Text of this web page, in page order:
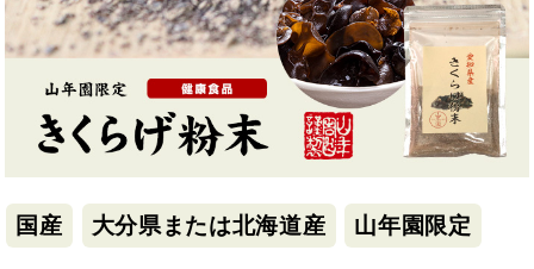
国産 大分県または北海道産 山年園限定